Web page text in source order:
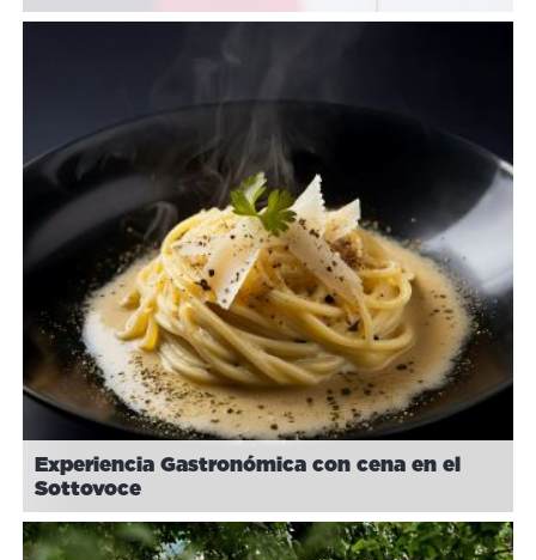
Experiencia Gastronómica con cena en el
Sottovoce